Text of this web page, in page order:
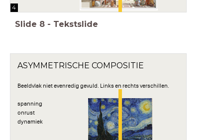
4
Slide 8 - Tekstslide
ASYMMETRISCHE COMPOSITIE
Beeldvlak niet evenredig gevuld. Links en rechts verschillen.
spanning
onrust
dynamiek